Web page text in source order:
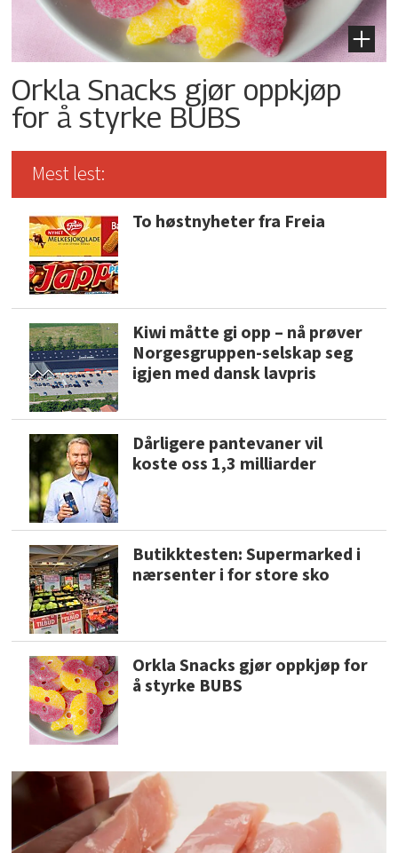
Orkla Snacks gjør oppkjøp
for å styrke BUBS
Mest lest:
To høstnyheter fra Freia
Kiwi måtte gi opp – nå prøver
Norgesgruppen-selskap seg
igjen med dansk lavpris
Dårligere pantevaner vil
koste oss 1,3 milliarder
Butikktesten: Supermarked i
nærsenter i for store sko
Orkla Snacks gjør oppkjøp for
å styrke BUBS